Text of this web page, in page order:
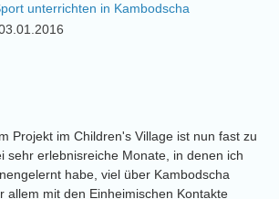
unterrichten in Kambodscha
Projekt im Children's Village ist nun fast zu
sehr erlebnisreiche Monate, in denen ich
habe, viel über Kambodscha
allem mit den Einheimischen Kontakte